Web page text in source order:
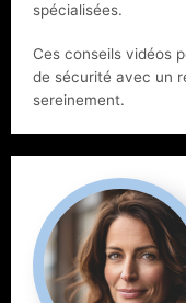
spécialisées.
Ces conseils vidéos
de sécurité avec un
sereinement.